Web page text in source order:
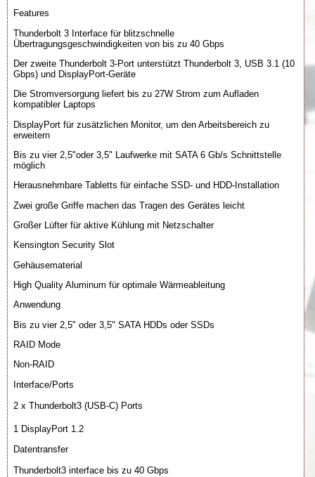
Features
Thunderbolt 3 Interface für blitzschnelle
Übertragungsgeschwindigkeiten von bis zu 40 Gbps
Der zweite Thunderbolt 3-Port unterstützt Thunderbolt 3, USB 3.1 (10
Gbps) und DisplayPort-Geräte
Die Stromversorgung liefert bis zu 27W Strom zum Aufladen
kompatibler Laptops
DisplayPort für zusätzlichen Monitor, um den Arbeitsbereich zu
erweitern
Bis zu vier 2,5"oder 3,5" Laufwerke mit SATA 6 Gb/s Schnittstelle
möglich
Herausnehmbare Tabletts für einfache SSD- und HDD-Installation
Zwei große Griffe machen das Tragen des Gerätes leicht
Großer Lüfter für aktive Kühlung mit Netzschalter
Kensington Security Slot
Gehäusematerial
High Quality Aluminum für optimale Wärmeableitung
Anwendung
Bis zu vier 2,5" oder 3,5" SATA HDDs oder SSDs
RAID Mode
Non-RAID
Interface/Ports
2 x Thunderbolt3 (USB-C) Ports
1 DisplayPort 1.2
Datentransfer
Thunderbolt3 interface bis zu 40 Gbps